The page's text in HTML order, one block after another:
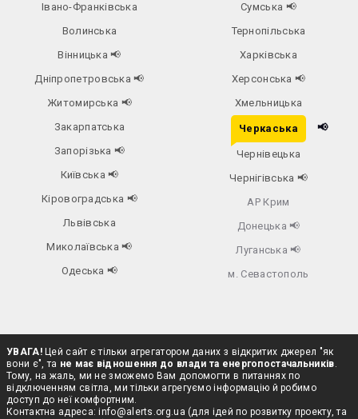
Івано-Франківська
Волинська
Вінницька📢
Дніпропетровська📢
Житомирська 📢
Закарпатська
Запорізька 📢
Київська📢
Кіровоградська 📢
Львівська
Миколаївська📢
Одеська📢
Сумська 📢
Тернопільська
Харківська
Херсонська 📢
Хмельницька
Черкаська 📢
Чернівецька
Чернігівська 📢
АР Крим
Донецька 📢
Луганська 📢
м. Севастополь
УВАГА!Цей сайт є тільки агрегатором даних з відкритих джерел "як
вони є", та не має відношення до влади та енергопостачальників.
Тому, на жаль, ми не зможемо Вам допомогти в питаннях по
відключенням світла, ми тільки агрегуємо інформацію й робимо
доступ до неї комфортним.
Контактна адреса:info@alerts.org.ua (для ідей по розвитку проекту, та